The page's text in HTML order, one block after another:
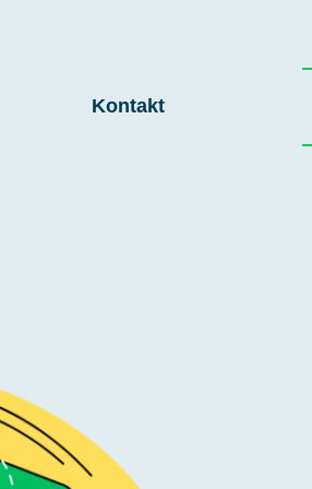
Kontakt